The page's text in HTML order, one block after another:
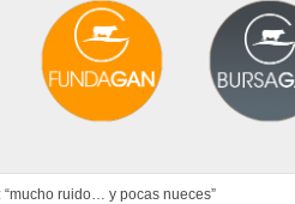
“mucho ruido… y pocas nueces”